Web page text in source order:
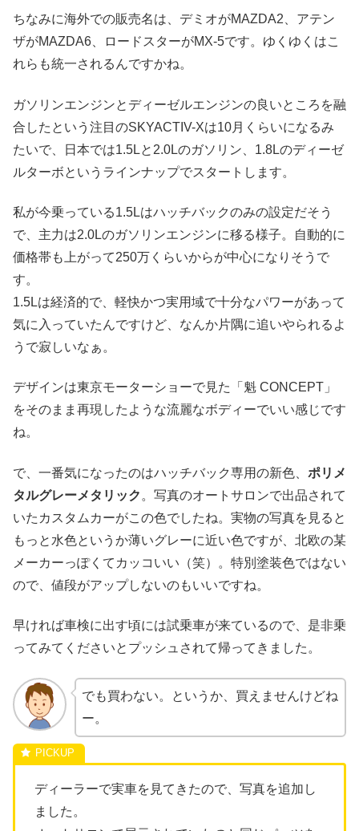
ちなみに海外での販売名は、デミオがMAZDA2、アテン
ザがMAZDA6、ロードスターがMX-5です。ゆくゆくはこ
れらも統一されるんですかね。
ガソリンエンジンとディーゼルエンジンの良いところを融
合したという注目のSKYACTIV-Xは10月くらいになるみ
たいで、日本では1.5Lと2.0Lのガソリン、1.8Lのディーゼ
ルターボというラインナップでスタートします。
私が今乗っている1.5Lはハッチバックのみの設定だそう
で、主力は2.0Lのガソリンエンジンに移る様子。自動的に
価格帯も上がって250万くらいからが中心になりそうで
す。
1.5Lは経済的で、軽快かつ実用域で十分なパワーがあって
気に入っていたんですけど、なんか片隅に追いやられるよ
うで寂しいなぁ。
デザインは東京モーターショーで見た「魁 CONCEPT」
をそのまま再現したような流麗なボディーでいい感じです
ね。
で、一番気になったのはハッチバック専用の新色、 ポリメ
タルグレーメタリック 。写真のオートサロンで出品されて
いたカスタムカーがこの色でしたね。実物の写真を見ると
もっと水色というか薄いグレーに近い色ですが、北欧の某
メーカーっぽくてカッコいい（笑）。特別塗装色ではない
ので、値段がアップしないのもいいですね。
早ければ車検に出す頃には試乗車が来ているので、是非乗
ってみてくださいとプッシュされて帰ってきました。
でも買わない。というか、買えませんけどね
ー。
ディーラーで実車を見てきたので、写真を追加し
ました。